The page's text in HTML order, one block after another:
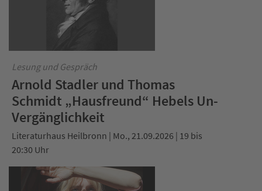
Lesung und Gespräch
Arnold Stadler und Thomas
Schmidt „Hausfreund“ Hebels Un-
Vergänglichkeit
Literaturhaus Heilbronn | Mo., 21.09.2026 | 19 bis
20:30 Uhr